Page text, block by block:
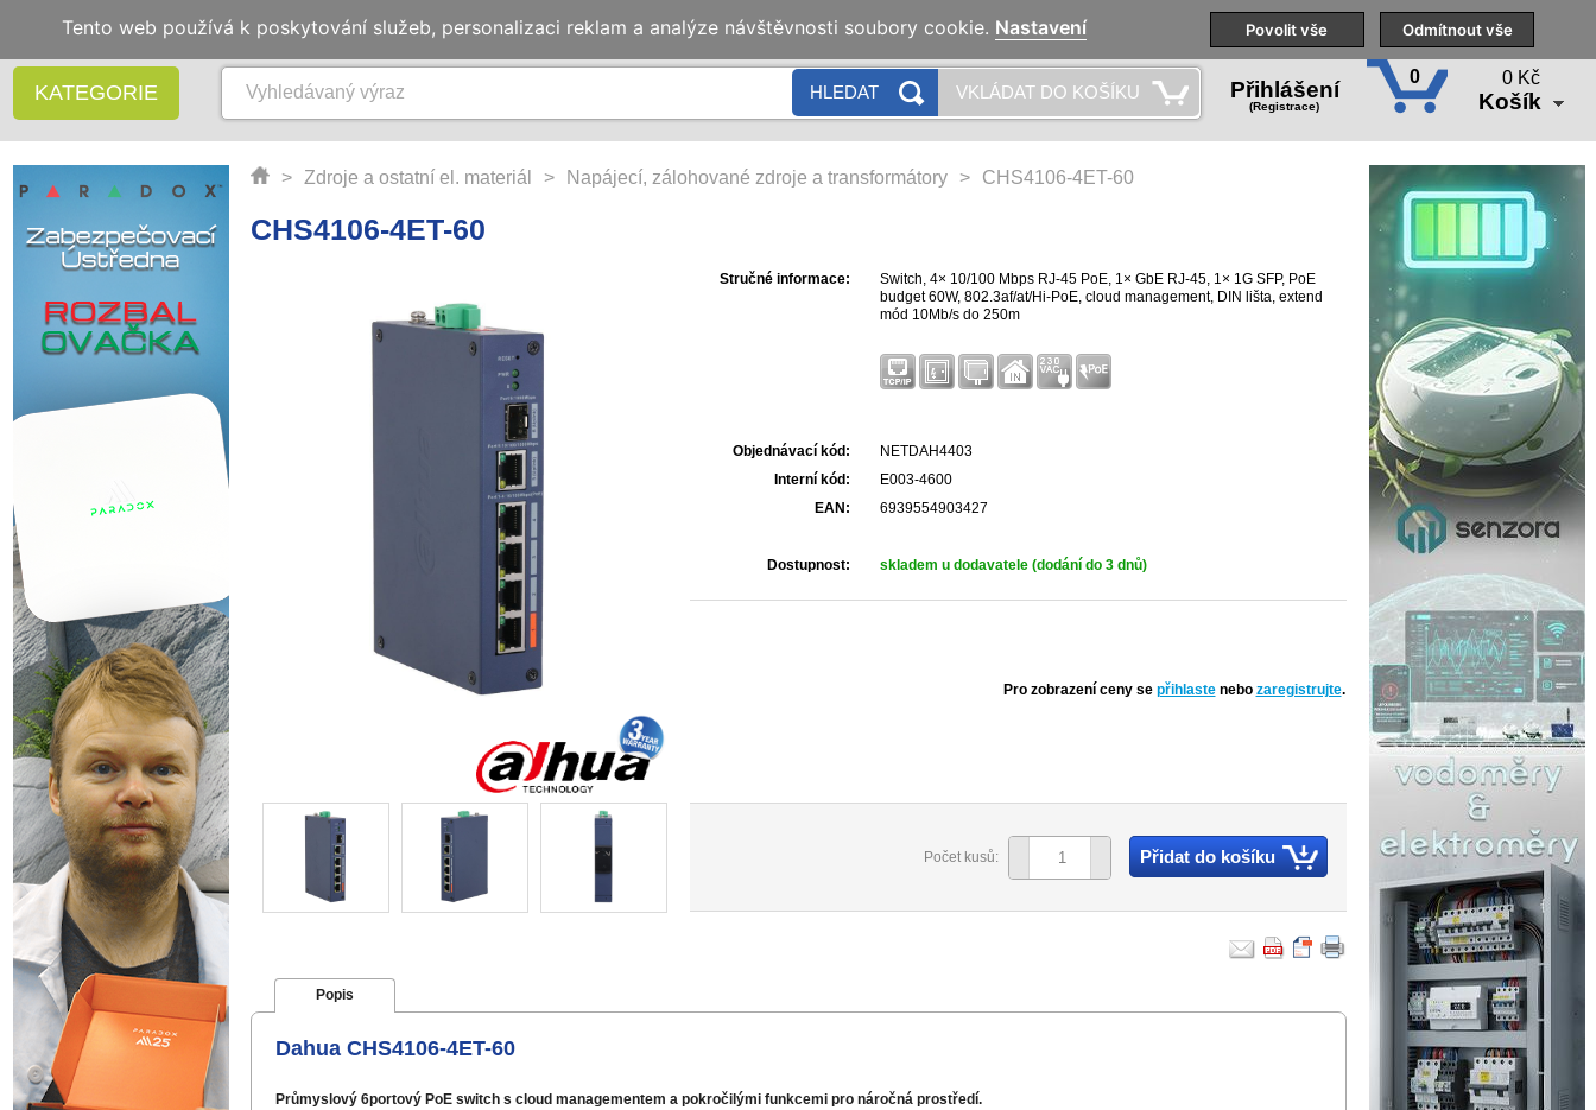
Naše pobočky Technická podpora Školení
KATEGORIE HLEDAT VKLÁDAT DO KOŠÍKU Přihlášení
(Registrace)
0 0 Kč
Košík
> Zdroje a ostatní el. materiál > Napájecí, zálohované zdroje a transformátory > CHS4106-4ET-60
CHS4106-4ET-60
Stručné informace:
Switch, 4× 10/100 Mbps RJ-45 PoE, 1× GbE RJ-45, 1× 1G SFP, PoE
budget 60W, 802.3af/at/Hi-PoE, cloud management, DIN lišta, extend
mód 10Mb/s do 250m
Objednávací kód:
NETDAH4403
Interní kód:
E003-4600
EAN:
6939554903427
Dostupnost: skladem u dodavatele (dodání do 3 dnů)
Pro zobrazení ceny se přihlaste nebo zaregistrujte.
Počet kusů: Přidat do košíku
Popis
Dahua CHS4106-4ET-60
Průmyslový 6portový PoE switch s cloud managementem a pokročilými funkcemi pro náročná prostředí.
Tento web používá k poskytování služeb, personalizaci reklam a analýze návštěvnosti soubory cookie. Nastavení Povolit vše Odmítnout vše